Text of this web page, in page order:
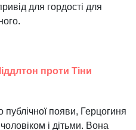
для гордості для
проти Тіни
публічної появи, Герцогиня
і дітьми. Вона